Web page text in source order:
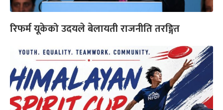
रिफर्म यूकेको उदयले बेलायती राजनीति तरङ्गित